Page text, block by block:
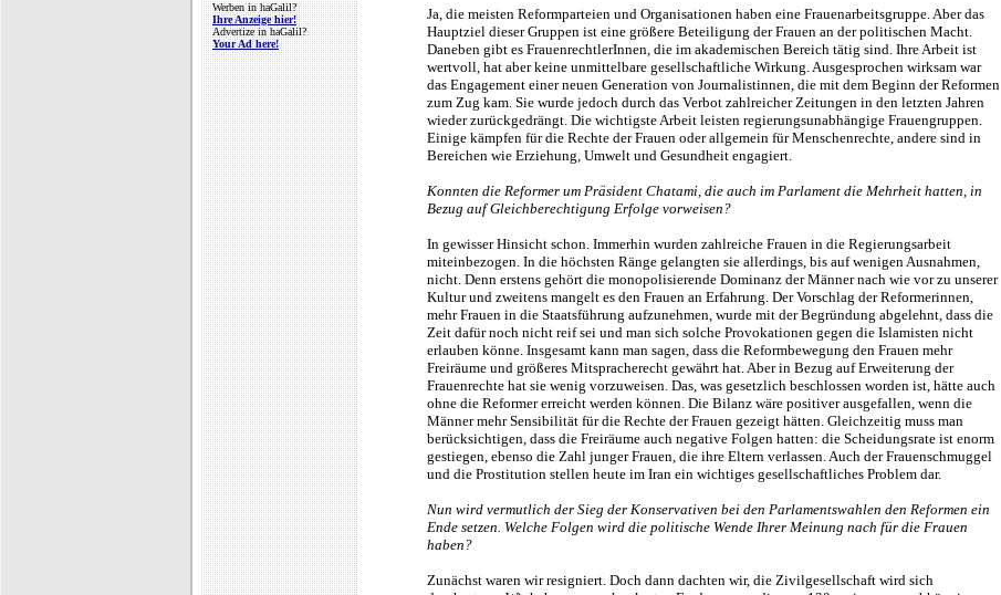
Werben in haGalil?
Ihre Anzeige hier!
Advertize in haGalil?
Your Ad here!
Ja, die meisten Reformparteien und Organisationen haben eine Frauenarbeitsgruppe. Aber das
Hauptziel dieser Gruppen ist eine größere Beteiligung der Frauen an der politischen Macht.
Daneben gibt es FrauenrechtlerInnen, die im akademischen Bereich tätig sind. Ihre Arbeit ist
wertvoll, hat aber keine unmittelbare gesellschaftliche Wirkung. Ausgesprochen wirksam war
das Engagement einer neuen Generation von Journalistinnen, die mit dem Beginn der Reformen
zum Zug kam. Sie wurde jedoch durch das Verbot zahlreicher Zeitungen in den letzten Jahren
wieder zurückgedrängt. Die wichtigste Arbeit leisten regierungsunabhängige Frauengruppen.
Einige kämpfen für die Rechte der Frauen oder allgemein für Menschenrechte, andere sind in
Bereichen wie Erziehung, Umwelt und Gesundheit engagiert.
Konnten die Reformer um Präsident Chatami, die auch im Parlament die Mehrheit hatten, in
Bezug auf Gleichberechtigung Erfolge vorweisen?
In gewisser Hinsicht schon. Immerhin wurden zahlreiche Frauen in die Regierungsarbeit
miteinbezogen. In die höchsten Ränge gelangten sie allerdings, bis auf wenigen Ausnahmen,
nicht. Denn erstens gehört die monopolisierende Dominanz der Männer nach wie vor zu unserer
Kultur und zweitens mangelt es den Frauen an Erfahrung. Der Vorschlag der Reformerinnen,
mehr Frauen in die Staatsführung aufzunehmen, wurde mit der Begründung abgelehnt, dass die
Zeit dafür noch nicht reif sei und man sich solche Provokationen gegen die Islamisten nicht
erlauben könne. Insgesamt kann man sagen, dass die Reformbewegung den Frauen mehr
Freiräume und größeres Mitspracherecht gewährt hat. Aber in Bezug auf Erweiterung der
Frauenrechte hat sie wenig vorzuweisen. Das, was gesetzlich beschlossen worden ist, hätte auch
ohne die Reformer erreicht werden können. Die Bilanz wäre positiver ausgefallen, wenn die
Männer mehr Sensibilität für die Rechte der Frauen gezeigt hätten. Gleichzeitig muss man
berücksichtigen, dass die Freiräume auch negative Folgen hatten: die Scheidungsrate ist enorm
gestiegen, ebenso die Zahl junger Frauen, die ihre Eltern verlassen. Auch der Frauenschmuggel
und die Prostitution stellen heute im Iran ein wichtiges gesellschaftliches Problem dar.
Nun wird vermutlich der Sieg der Konservativen bei den Parlamentswahlen den Reformen ein
Ende setzen. Welche Folgen wird die politische Wende Ihrer Meinung nach für die Frauen
haben?
Zunächst waren wir resigniert. Doch dann dachten wir, die Zivilgesellschaft wird sich